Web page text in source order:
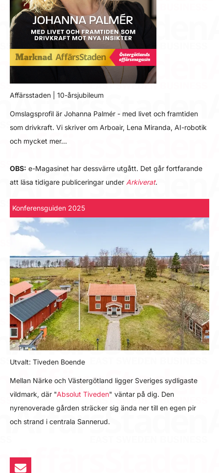
Affärsstaden | 10-årsjubileum
Omslagsprofil är Johanna Palmér - med livet och framtiden
som drivkraft. Vi skriver om Arboair, Lena Miranda, AI-robotik
och mycket mer…
OBS: e-Magasinet har dessvärre utgått. Det går fortfarande
att läsa tidigare publiceringar under Arkiverat.
Konferensguiden 2025
Utvalt: Tiveden Boende
Mellan Närke och Västergötland ligger Sveriges sydligaste
vildmark, där "Absolut Tiveden" väntar på dig. Den
nyrenoverade gården sträcker sig ända ner till en egen pir
och strand i centrala Sannerud.